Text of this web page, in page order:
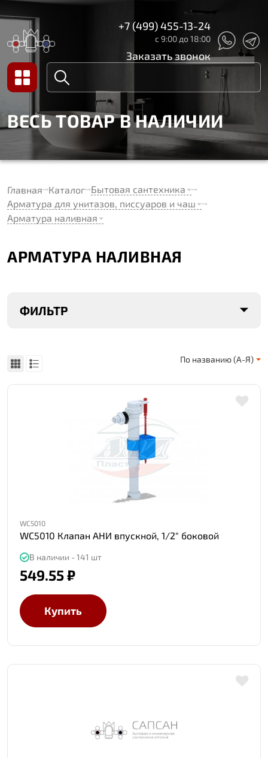
+7 (499) 455-13-24
с 9:00 до 18:00
Заказать звонок
ВЕСЬ ТОВАР В НАЛИЧИИ
Главная Каталог Бытовая сантехника
Арматура для унитазов, писсуаров и чаш
Арматура наливная
АРМАТУРА НАЛИВНАЯ
ФИЛЬТР
По названию (А-Я)
WC5010
WC5010 Клапан АНИ впускной, 1/2" боковой
В наличии - 141 шт
549.55 ₽
Купить